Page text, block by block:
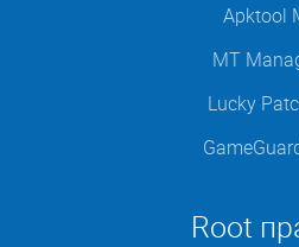
Apktool
MT
Lucky
Root